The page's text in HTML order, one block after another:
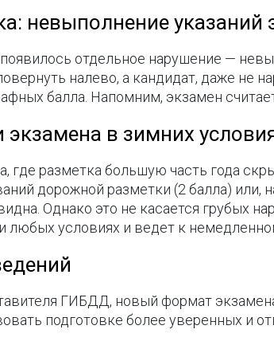
невыполнение указаний
отдельное нарушение —
налево, а кандидат, даже не
балла. Напомним, экзамен
экзамена в зимних
где разметка большую часть года
дорожной разметки (2 балла) или,
Однако это не касается грубых
любых условиях и ведет к
ГИБДД, новый формат
подготовке более уверенных и